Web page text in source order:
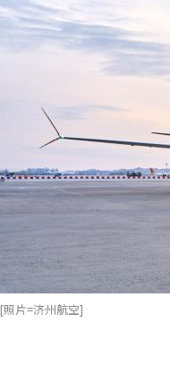
[照片=济州航空]